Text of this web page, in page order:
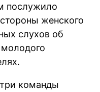
послужило
женского
слухов об
команды